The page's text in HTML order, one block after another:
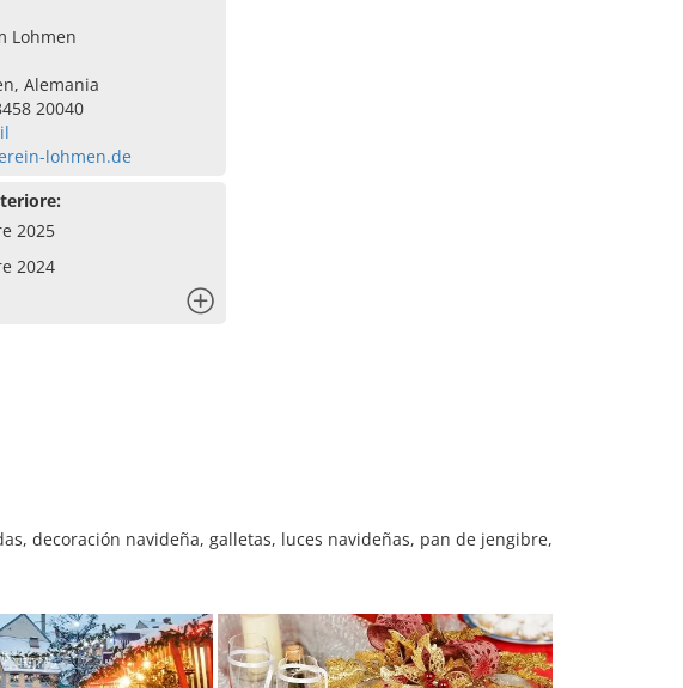
Lohmen
Alemania
20040
lohmen.de
2025
2024
decoración navideña, galletas, luces navideñas, pan de jengibre,